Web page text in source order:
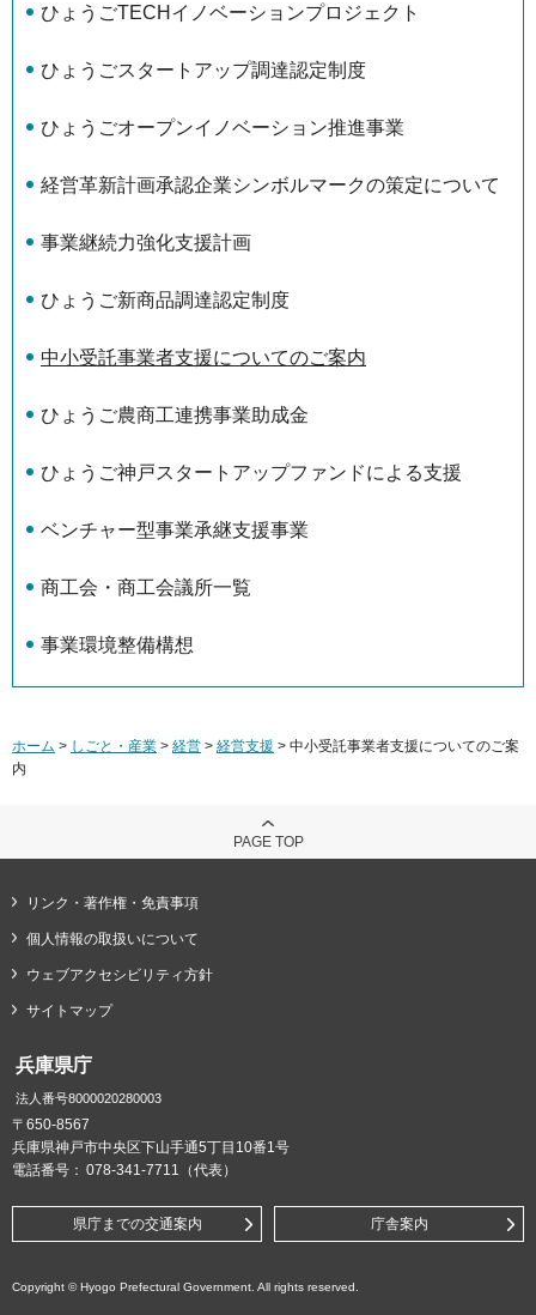
ひょうごTECHイノベーションプロジェクト
ひょうごスタートアップ調達認定制度
ひょうごオープンイノベーション推進事業
経営革新計画承認企業シンボルマークの策定について
事業継続力強化支援計画
ひょうご新商品調達認定制度
中小受託事業者支援についてのご案内
ひょうご農商工連携事業助成金
ひょうご神戸スタートアップファンドによる支援
ベンチャー型事業承継支援事業
商工会・商工会議所一覧
事業環境整備構想
ホーム > しごと・産業 > 経営 > 経営支援 > 中小受託事業者支援についてのご案
内
PAGE TOP
リンク・著作権・免責事項
個人情報の取扱いについて
ウェブアクセシビリティ方針
サイトマップ
兵庫県庁
法人番号8000020280003
〒650-8567
兵庫県神戸市中央区下山手通5丁目10番1号
電話番号： 078-341-7711（代表）
県庁までの交通案内 庁舎案内
Copyright © Hyogo Prefectural Government. All rights reserved.